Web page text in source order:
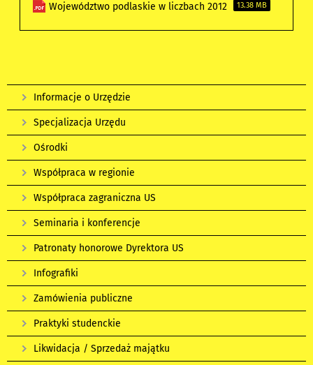
Województwo podlaskie w liczbach 2012 13.38 MB
Informacje o Urzędzie
Specjalizacja Urzędu
Ośrodki
Współpraca w regionie
Współpraca zagraniczna US
Seminaria i konferencje
Patronaty honorowe Dyrektora US
Infografiki
Zamówienia publiczne
Praktyki studenckie
Likwidacja / Sprzedaż majątku